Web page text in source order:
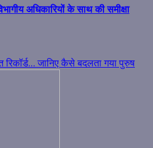
अधिकारियों के साथ की समीक्षा
जानिए कैसे बदलता गया पुरुष